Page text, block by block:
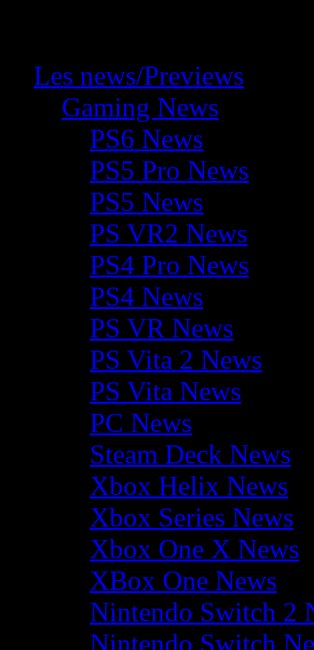
Les news/Previews
Gaming News
PS6 News
PS5 Pro News
PS5 News
PS VR2 News
PS4 Pro News
PS4 News
PS VR News
PS Vita 2 News
PS Vita News
PC News
Steam Deck News
Xbox Helix News
Xbox Series News
Xbox One X News
XBox One News
Nintendo Switch 2
Nintendo Switch